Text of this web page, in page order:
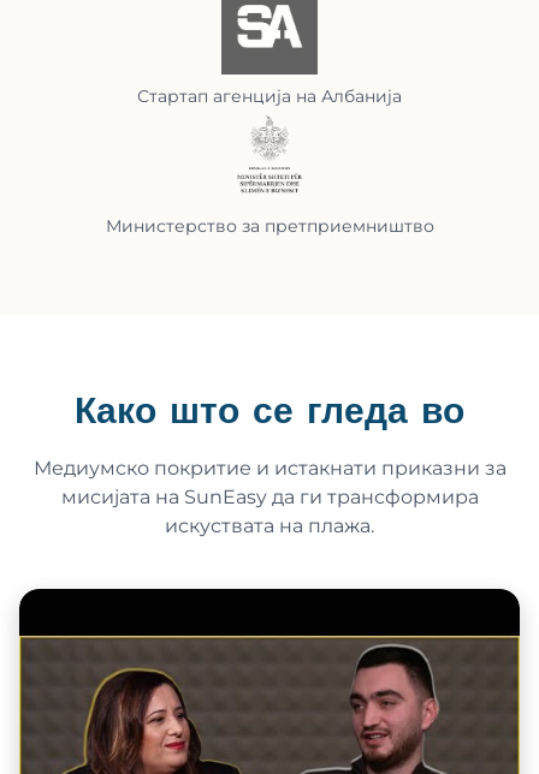
Стартап агенција на Албанија
Министерство за претприемништво
Како што се гледа во
Медиумско покритие и истакнати приказни за
мисијата на SunEasy да ги трансформира
искуствата на плажа.